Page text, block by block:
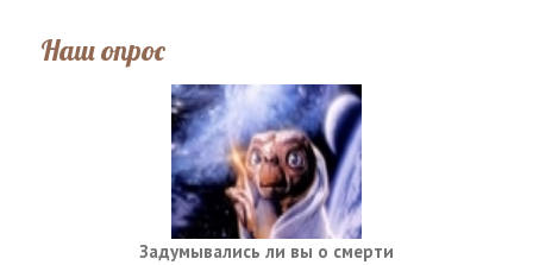
Наш опрос
Задумывались ли вы о смерти